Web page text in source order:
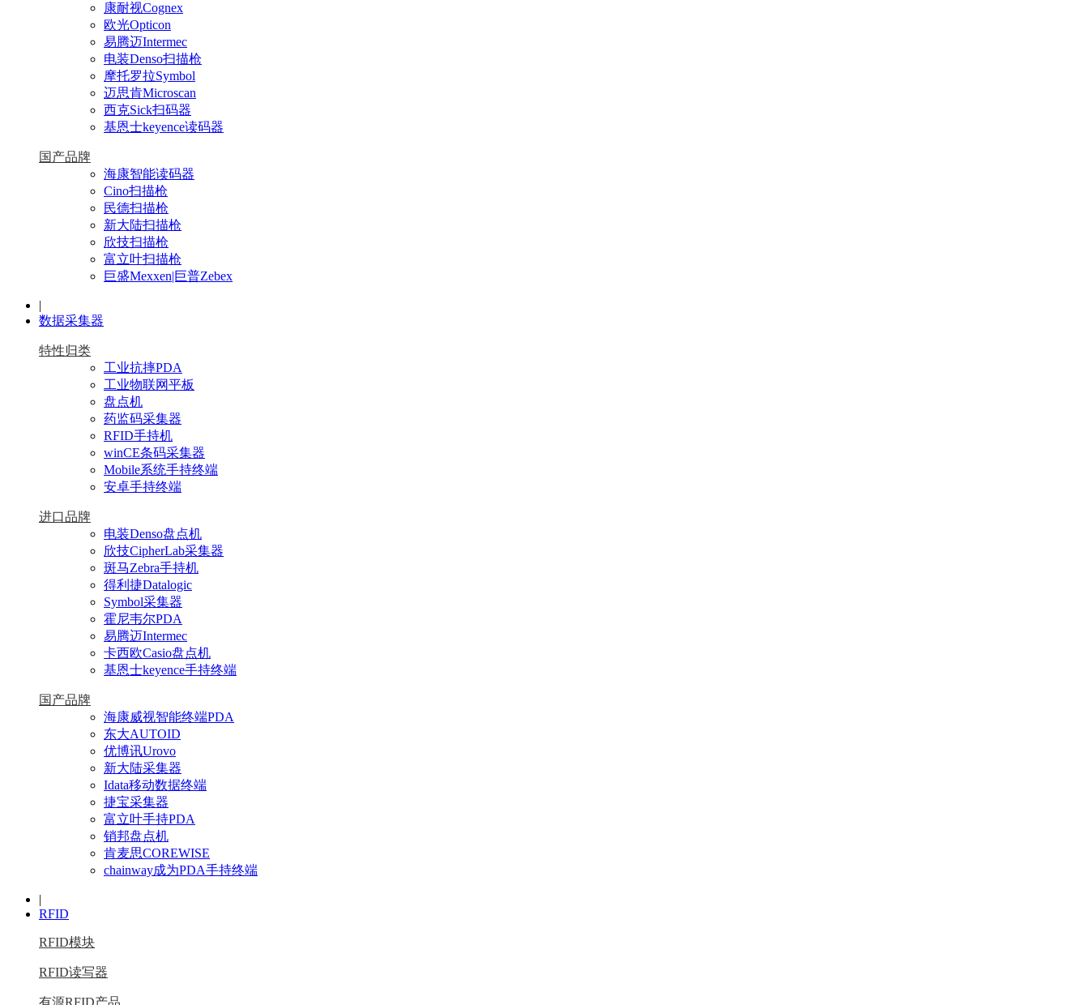
康耐视Cognex
欧光Opticon
易腾迈Intermec
电装Denso扫描枪
摩托罗拉Symbol
迈思肯Microscan
西克Sick扫码器
基恩士keyence读码器
国产品牌
海康智能读码器
Cino扫描枪
民德扫描枪
新大陆扫描枪
欣技扫描枪
富立叶扫描枪
巨盛Mexxen|巨普Zebex
|
数据采集器
特性归类
工业抗摔PDA
工业物联网平板
盘点机
药监码采集器
RFID手持机
winCE条码采集器
Mobile系统手持终端
安卓手持终端
进口品牌
电装Denso盘点机
欣技CipherLab采集器
斑马Zebra手持机
得利捷Datalogic
Symbol采集器
霍尼韦尔PDA
易腾迈Intermec
卡西欧Casio盘点机
基恩士keyence手持终端
国产品牌
海康威视智能终端PDA
东大AUTOID
优博讯Urovo
新大陆采集器
Idata移动数据终端
捷宝采集器
富立叶手持PDA
销邦盘点机
肯麦思COREWISE
chainway成为PDA手持终端
|
RFID
RFID模块
RFID读写器
有源RFID产品